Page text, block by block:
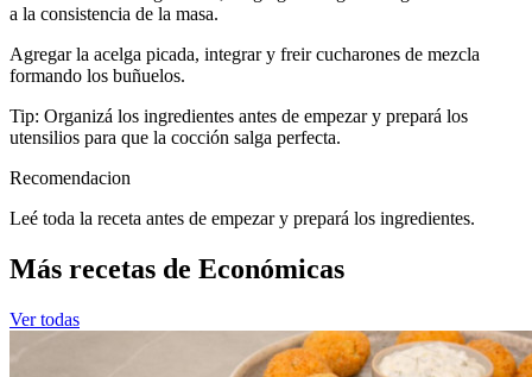
a la consistencia de la masa.
Agregar la acelga picada, integrar y freir cucharones de mezcla
formando los buñuelos.
Tip: Organizá los ingredientes antes de empezar y prepará los
utensilios para que la cocción salga perfecta.
Recomendacion
Leé toda la receta antes de empezar y prepará los ingredientes.
Más recetas de Económicas
Ver todas